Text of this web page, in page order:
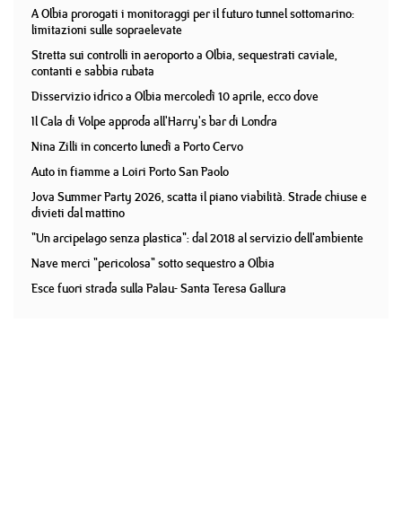
A Olbia prorogati i monitoraggi per il futuro tunnel sottomarino:
limitazioni sulle sopraelevate
Stretta sui controlli in aeroporto a Olbia, sequestrati caviale,
contanti e sabbia rubata
Disservizio idrico a Olbia mercoledì 10 aprile, ecco dove
Il Cala di Volpe approda all'Harry's bar di Londra
Nina Zilli in concerto lunedì a Porto Cervo
Auto in fiamme a Loiri Porto San Paolo
Jova Summer Party 2026, scatta il piano viabilità. Strade chiuse e
divieti dal mattino
"Un arcipelago senza plastica": dal 2018 al servizio dell'ambiente
Nave merci "pericolosa" sotto sequestro a Olbia
Esce fuori strada sulla Palau- Santa Teresa Gallura